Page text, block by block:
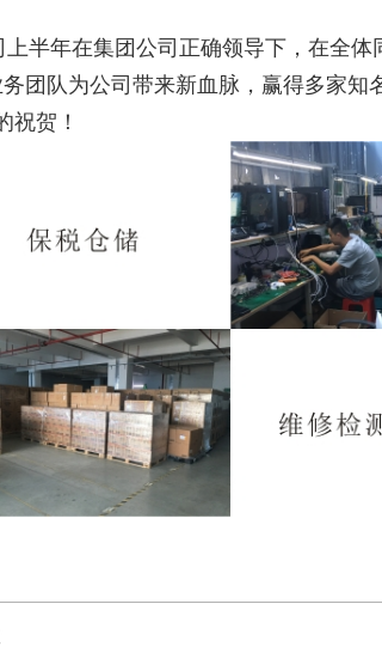
半年在集团公司正确领导下，在全
团队为公司带来新血脉，赢得多家知
祝贺！